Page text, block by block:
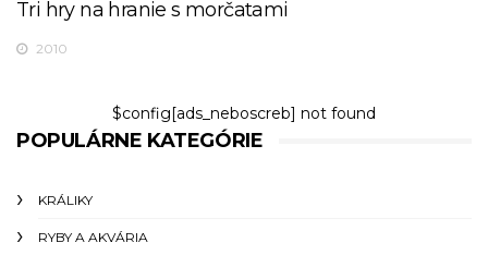
Tri hry na hranie s morčatami
2010
$config[ads_neboscreb] not found
POPULÁRNE KATEGÓRIE
KRÁLIKY
RYBY A AKVÁRIA